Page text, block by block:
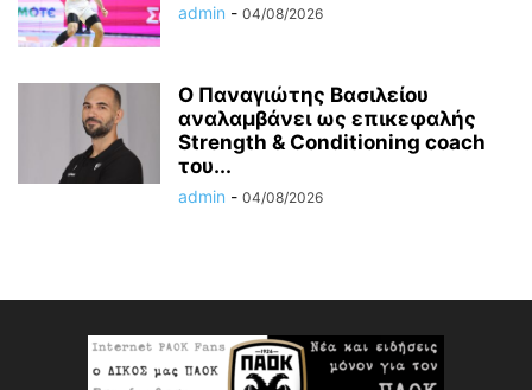
admin - 04/08/2026
Ο Παναγιώτης Βασιλείου
αναλαμβάνει ως επικεφαλής
Strength & Conditioning coach
του...
admin - 04/08/2026